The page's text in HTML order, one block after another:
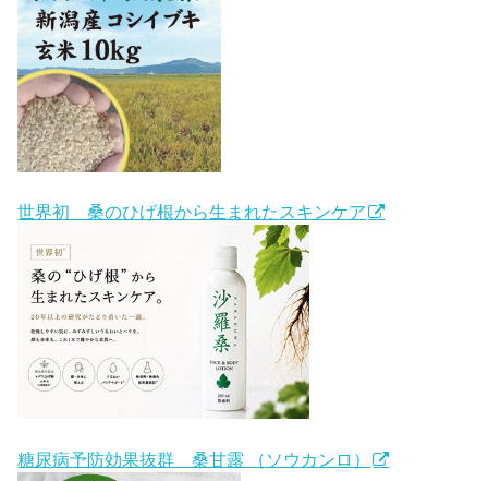
世界初 桑のひげ根から生まれたスキンケア
糖尿病予防効果抜群 桑甘露 （ソウカンロ）